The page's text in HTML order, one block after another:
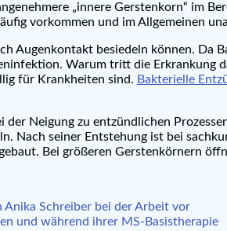
„innere Gerstenkorn“ im
vorkommen und im Allgemeinen
Augenkontakt besiedeln können. Da
Warum tritt die Erkrankung
für Krankheiten sind. Bakterielle
Neigung zu entzündlichen
Nach seiner Entstehung ist bei
Bei größeren Gerstenkörnern